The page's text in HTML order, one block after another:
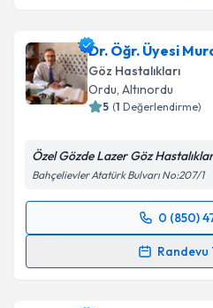
Dr. Öğr. Üyesi
Göz Hastalıkları
Ordu, Altınordu
5 (1 Değerlendirme)
Özel Gözde Lazer Göz
Bahçelievler Atatürk Bulvarı No:207/1
0 (850)
Randevu
Randevu Takvimi